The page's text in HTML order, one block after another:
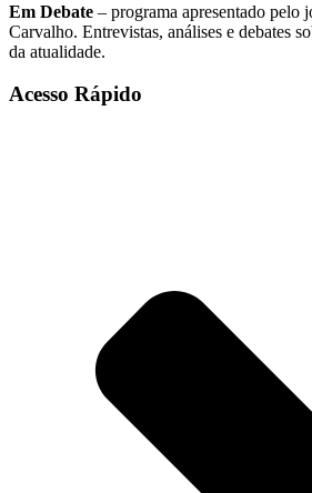
Em Debate – programa apresentado pelo
Carvalho. Entrevistas, análises e debates
da atualidade.
Acesso Rápido